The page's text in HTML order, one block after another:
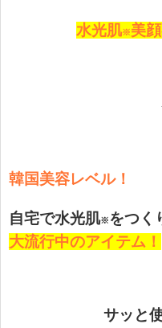
水光肌※美
韓国美容レベル！
自宅で水光肌※ をつく
大流行中のアイテム！
サッと